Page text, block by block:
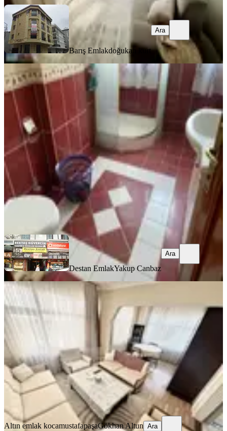
Barış Emlakdoğukan kurt
Ara
Destan-104-k.m.paşa-sümbülefendi-
yan-sokağında-1-oda-1-salon-65m2-
yüksek-giriş-kat-kombili-açıklamay
Fatih, Sümbül Efendi Mahallesi
65 m² Yüksek giriş·04.08.2026
28.000 ₺
Destan EmlakYakup Canbaz
Destan EmlakYakup Canbaz
Ara
EŞYALI
Fatih Kocamustafapaşada 2+1 Eşyalı
Kiralık Daire
Fatih, Sümbül Efendi Mahallesi
4. Kat·04.08.2026
37.500 ₺
Altın emlak kocamustafapaşa Gökhan Altun
Altın emlak kocamustafapaşaGökhan Altun Ara